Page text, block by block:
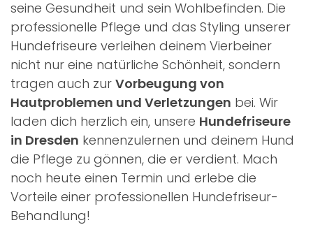
seine Gesundheit und sein Wohlbefinden. Die
professionelle Pflege und das Styling unserer
Hundefriseure verleihen deinem Vierbeiner
nicht nur eine natürliche Schönheit, sondern
tragen auch zur Vorbeugung von
Hautproblemen und Verletzungen bei. Wir
laden dich herzlich ein, unsere Hundefriseure
in Dresden kennenzulernen und deinem Hund
die Pflege zu gönnen, die er verdient. Mach
noch heute einen Termin und erlebe die
Vorteile einer professionellen Hundefriseur-
Behandlung!